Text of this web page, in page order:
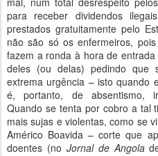
para receber dividendos
prestados gratuitamente pelo
não são só os enfermeiros,
fazem a ronda à hora de
deles (ou delas) pedindo que
extrema urgência – isto quando
é, portanto, de absentismo,
Quando se tenta por cobro a tal
mais sujas e violentas, como se
Américo Boavida – corte que
doentes (no Jornal de Angola